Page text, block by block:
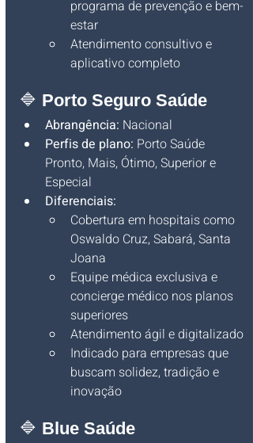
programa de prevenção e bem-
estar
Atendimento consultivo e
aplicativo completo
🔷 Porto Seguro Saúde
Abrangência: Nacional
Perfis de plano: Porto Saúde
Pronto, Mais, Ótimo, Superior e
Especial
Diferenciais:
Cobertura em hospitais como
Oswaldo Cruz, Sabará, Santa
Joana
Equipe médica exclusiva e
concierge médico nos planos
superiores
Atendimento ágil e digitalizado
Indicado para empresas que
buscam solidez, tradição e
inovação
🔷 Blue Saúde